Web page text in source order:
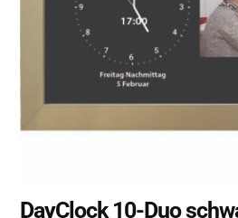
DayClock 10-Duo